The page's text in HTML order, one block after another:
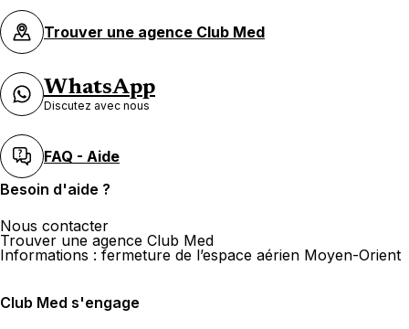
Trouver une agence Club Med
WhatsApp
Discutez avec nous
FAQ - Aide
Besoin d'aide ?
Nous contacter
Trouver une agence Club Med
Informations : fermeture de l’espace aérien Moyen-Orient
Club Med s'engage